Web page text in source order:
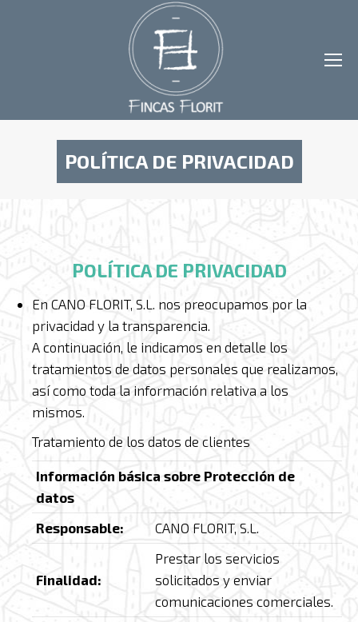
POLÍTICA DE PRIVACIDAD
POLÍTICA DE PRIVACIDAD
En CANO FLORIT, S.L. nos preocupamos por la
privacidad y la transparencia.
A continuación, le indicamos en detalle los
tratamientos de datos personales que realizamos,
así como toda la información relativa a los
mismos.
Tratamiento de los datos de clientes
Información básica sobre Protección de
datos
Responsable:
CANO FLORIT, S.L.
Finalidad:
Prestar los servicios
solicitados y enviar
comunicaciones comerciales.